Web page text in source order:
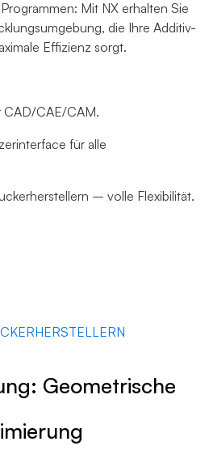
Mit NX erhalten Sie
die Ihre Additiv-
Effizienz sorgt.
CAD/CAE/CAM.
für alle
– volle Flexibilität.
Geometrische